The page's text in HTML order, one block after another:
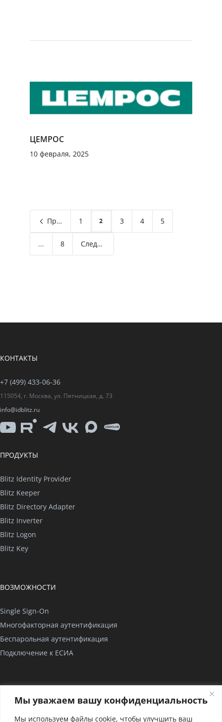
Мы уважаем вашу конфиденциальность
Мы используем файлы cookie, чтобы улучшить ваш
ЦЕМРОС
10 февраля, 2025
Предыдущая 1 2 3 4 5
... 8 Следующая
КОНТАКТЫ
+7 (499) 433-06-36
115054, г. Москва, ул. Пятницкая, д. 73
info@idblitz.ru
YouTubeRutubeTelegram
VK Max
CISO
ПРОДУКТЫ
Blitz Identity Provider
Blitz Keeper
Blitz Directory Adapter
Blitz Inverter
Blitz Logon
Blitz Key
ВОЗМОЖНОСТИ
Single Sign-On
Многофакторная аутентификация
Беспарольная аутентификация
Подключение к ЕСИА
О нас